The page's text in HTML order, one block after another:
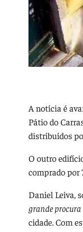
A notícia é
Pátio do
distribuídos
O outro
comprado por
Daniel Leiva,
grande
cidade. Com